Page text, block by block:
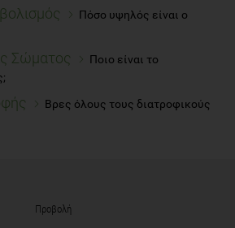
Πόσο υψηλός είναι ο
Σώματος
Ποιο είναι το
Βρες όλους τους διατροφικούς
Προβολή